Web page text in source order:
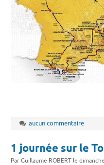
aucun commentaire
1 journée sur le
Par Guillaume ROBERT le